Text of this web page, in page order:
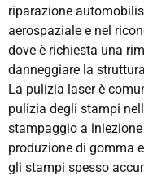
riparazione
aerospaziale e nel
dove è richiesta una
danneggiare la
La pulizia laser è
pulizia degli stampi
stampaggio a
produzione di gomma
gli stampi spesso